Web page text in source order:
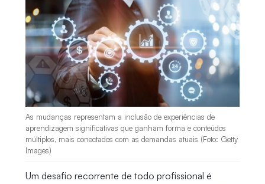
As mudanças representam a inclusão de experiências de
aprendizagem significativas que ganham forma e conteúdos
múltiplos, mais conectados com as demandas atuais (Foto: Getty
Images)
Um desafio recorrente de todo profissional é